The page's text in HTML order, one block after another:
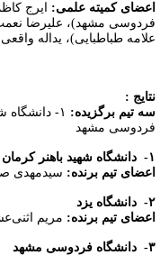
کمیته علمی: ایرج
مشهد)، علیرضا
طباطبایی)، یداله
:
تیم برگزیده:
مشهد
- دانشگاه شهید باهنر کرمان
تیم برنده:سیدمهدی
دانشگاه یزد
تیم برنده:مریم
دانشگاه فردوسی مشهد